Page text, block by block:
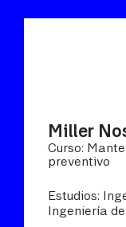
Miller
Curso:
preventivo
Estudios:
Ingeniería